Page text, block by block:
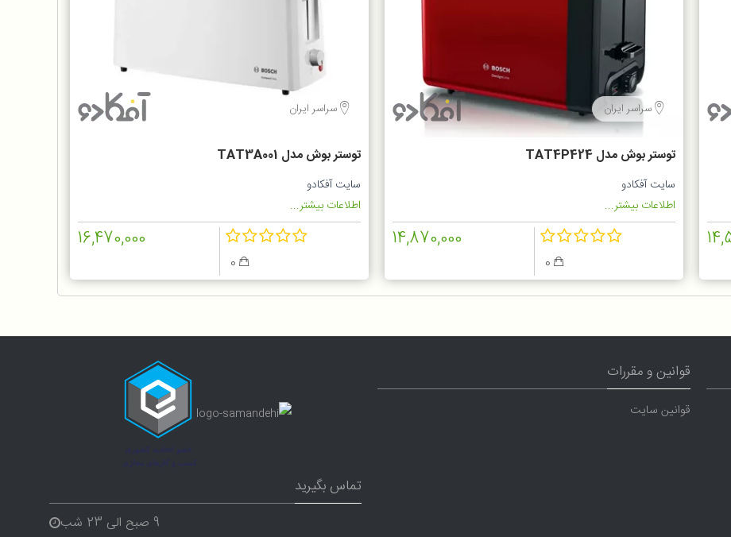
سراسر ایران
توستر بوش مدل TAT4P424
سایت آفکادو
اطلاعات بیشتر...
14,870,000
سراسر ایران
توستر بوش مدل TAT3A001
سایت آفکادو
اطلاعات بیشتر...
16,470,000
قوانین و مقررات
قوانین سایت
تماس بگیرید
9 صبح الی 23 شب